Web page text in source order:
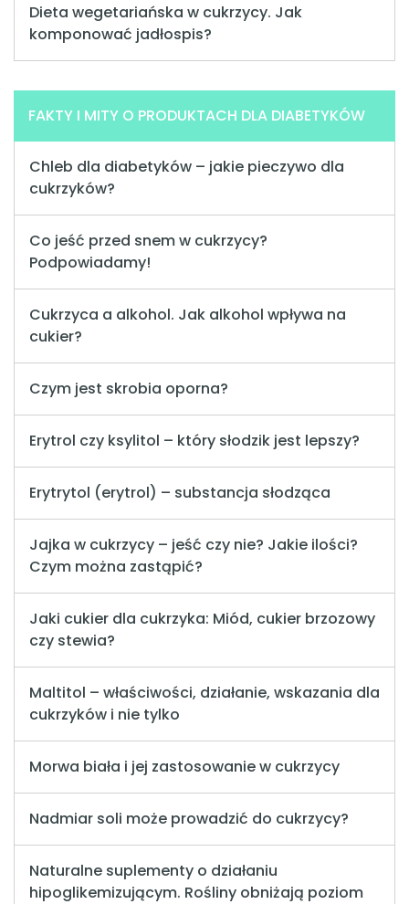
Dieta wegetariańska w cukrzycy. Jak
komponować jadłospis?
FAKTY I MITY O PRODUKTACH DLA DIABETYKÓW
Chleb dla diabetyków – jakie pieczywo dla
cukrzyków?
Co jeść przed snem w cukrzycy?
Podpowiadamy!
Cukrzyca a alkohol. Jak alkohol wpływa na
cukier?
Czym jest skrobia oporna?
Erytrol czy ksylitol – który słodzik jest lepszy?
Erytrytol (erytrol) – substancja słodząca
Jajka w cukrzycy – jeść czy nie? Jakie ilości?
Czym można zastąpić?
Jaki cukier dla cukrzyka: Miód, cukier brzozowy
czy stewia?
Maltitol – właściwości, działanie, wskazania dla
cukrzyków i nie tylko
Morwa biała i jej zastosowanie w cukrzycy
Nadmiar soli może prowadzić do cukrzycy?
Naturalne suplementy o działaniu
hipoglikemizującym. Rośliny obniżają poziom